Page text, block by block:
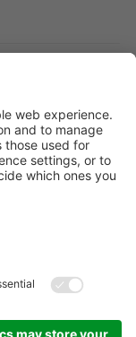
cookie
PARTITA
offerte,
e